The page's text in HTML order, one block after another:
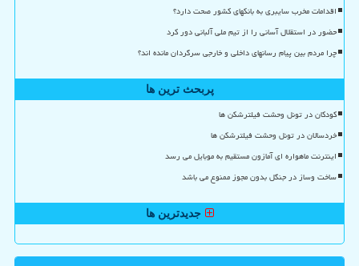
اقدامات مخرب سایبری به بانکهای کشور صحت دارد؟
حضور در استقلال آسانی را از تیم ملی آلبانی دور کرد
چرا مردم بین پیام رسانهای داخلی و خارجی سرگردان مانده اند؟
پربحث ترین ها
کودکان در تونل وحشت فیلترشکن ها
خردسالان در تونل وحشت فیلترشکن ها
اینترنت ماهواره ای آمازون مستقیم به موبایل می رسد
ساخت وساز در جنگل بدون مجوز ممنوع می باشد
جدیدترین ها